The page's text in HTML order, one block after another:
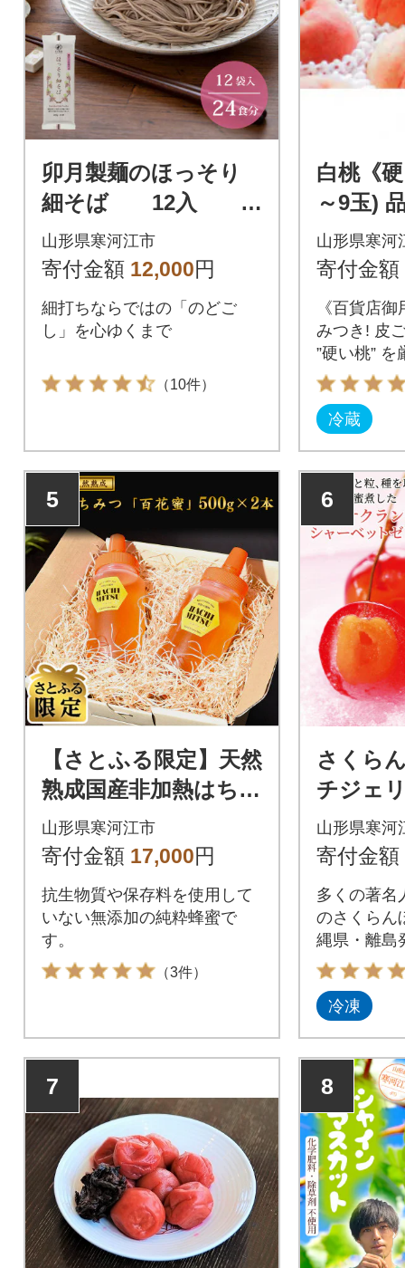
卯月製麺のほっそり
細そば 12入 0
12-F-UZ002
山形県寒河江市
寄付金額 12,000円
細打ちならではの「のどご
し」を心ゆくまで
（10件）
白桃《
～9玉)
秀品
山形県寒河
寄付金額
《百貨店
みつき! 皮
”硬い桃” を
冷蔵
5
【さとふる限定】天然
熟成国産非加熱はちみ
つ 計1kg(500g×2本)
《抗生物質・保存料不
山形県寒河江市
寄付金額 17,000円
抗生物質や保存料を使用して
いない無添加の純粋蜂蜜で
す。
（3件）
6
さくら
チジェ
入×3箱
06
山形県寒河
寄付金額
多くの著名
のさくら
縄県・離島
冷凍
7 8